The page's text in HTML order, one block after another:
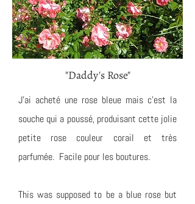
"Daddy's Rose"
J'ai acheté une rose bleue mais c'est la
souche qui a poussé, produisant cette jolie
petite rose couleur corail et très
parfumée. Facile pour les boutures.
This was supposed to be a blue rose but